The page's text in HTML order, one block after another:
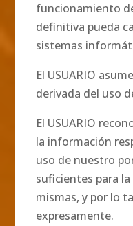
funcionamiento
definitiva pueda
sistemas
El USUARIO
derivada del uso
El USUARIO
la información
uso de nuestro
suficientes para
mismas, y por lo
expresamente.